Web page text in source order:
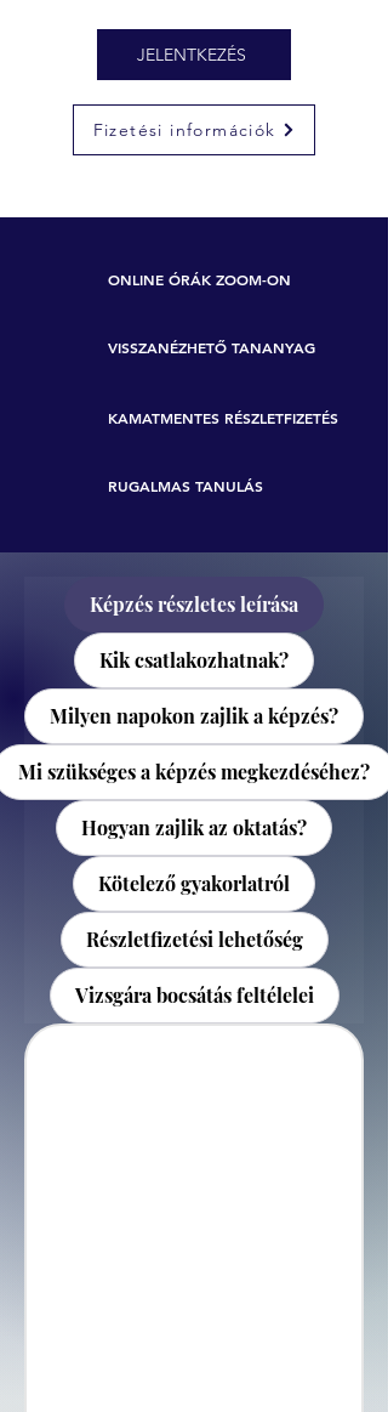
JELENTKEZÉS
Fizetési információk
ONLINE ÓRÁK ZOOM-ON
VISSZANÉZHETŐ TANANYAG
KAMATMENTES RÉSZLETFIZETÉS
RUGALMAS TANULÁS
Képzés részletes leírása
Kik csatlakozhatnak?
Milyen napokon zajlik a képzés?
Mi szükséges a képzés megkezdéséhez?
Hogyan zajlik az oktatás?
Kötelező gyakorlatról
Részletfizetési lehetőség
Vizsgára bocsátás feltélelei